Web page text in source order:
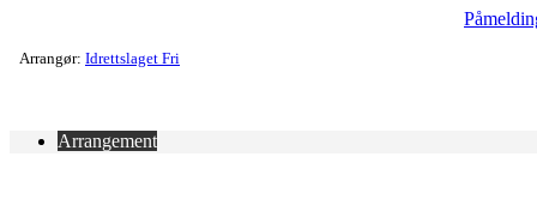
Arrangør: Idrettslaget Fri
Arrangement